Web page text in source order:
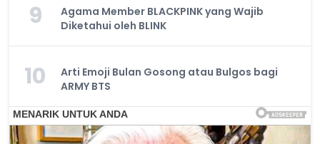
9
Agama Member BLACKPINK yang Wajib
Diketahui oleh BLINK
10
Arti Emoji Bulan Gosong atau Bulgos bagi
ARMY BTS